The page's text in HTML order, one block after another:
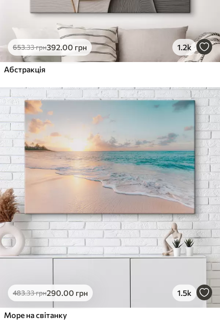
653.33грн392.00 грн 1.2k
Абстракція
483.33грн290.00 грн 1.5k
Море на світанку